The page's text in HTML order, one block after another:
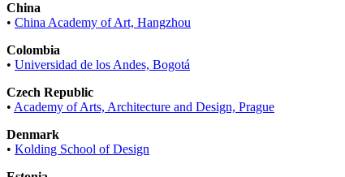
China
• China Academy of Art, Hangzhou
Colombia
• Universidad de los Andes, Bogotá
Czech Republic
• Academy of Arts, Architecture and Design, Prague
Denmark
• Kolding School of Design